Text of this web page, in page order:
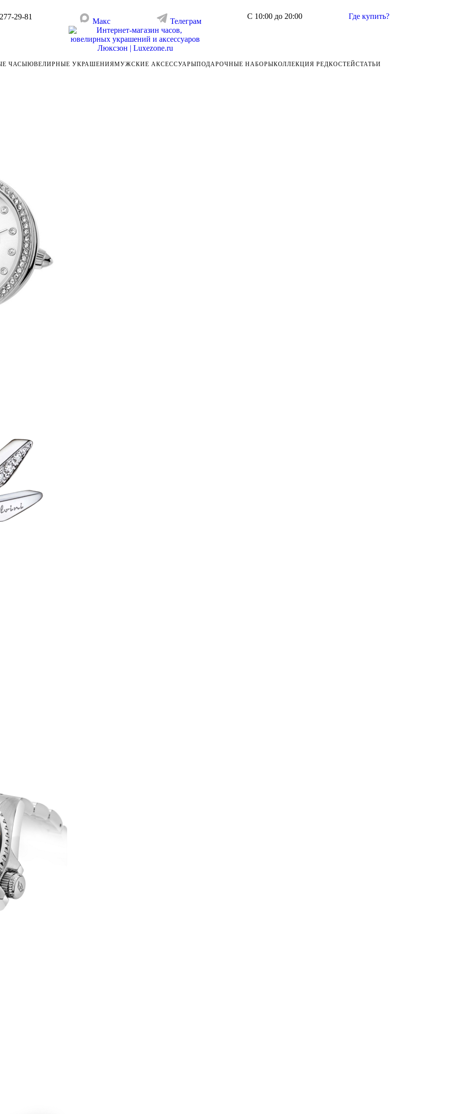
29-81
Макс Телеграм
С 10:00 до 20:00 Где купить?
ЧАСЫЮВЕЛИРНЫЕ УКРАШЕНИЯМУЖСКИЕ АКСЕССУАРЫПОДАРОЧНЫЕ НАБОРЫКОЛЛЕКЦИЯ РЕДКОСТЕЙСТАТЬИ